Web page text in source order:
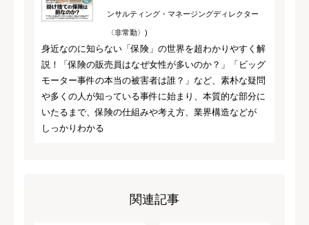
ンサルティング・マネージングディレクター
〈非常勤〉)
身近なのに知らない「保険」の世界を超わかりやすく解
説！「保険の販売員はなぜ女性が多いのか？」「ビッグ
モーター事件の本当の被害者は誰？」など、素朴な疑問
や多くの人が知っている事件に始まり、本質的な部分に
いたるまで、保険の仕組みや考え方、業界構造などが
しっかりわかる
関連記事